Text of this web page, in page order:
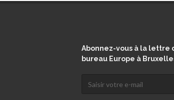
Abonnez-vous à la lettre
bureau Europe à